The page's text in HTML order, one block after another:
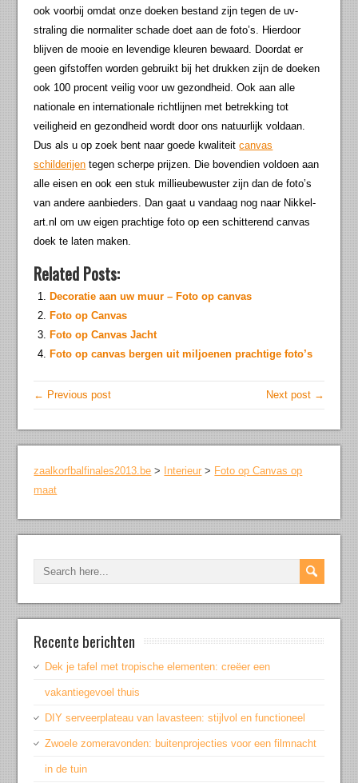
ook voorbij omdat onze doeken bestand zijn tegen de uv-
straling die normaliter schade doet aan de foto’s. Hierdoor
blijven de mooie en levendige kleuren bewaard. Doordat er
geen gifstoffen worden gebruikt bij het drukken zijn de doeken
ook 100 procent veilig voor uw gezondheid. Ook aan alle
nationale en internationale richtlijnen met betrekking tot
veiligheid en gezondheid wordt door ons natuurlijk voldaan.
Dus als u op zoek bent naar goede kwaliteitcanvas
schilderijen tegen scherpe prijzen. Die bovendien voldoen aan
alle eisen en ook een stuk millieubewuster zijn dan de foto’s
van andere aanbieders. Dan gaat u vandaag nog naar Nikkel-
art.nl om uw eigen prachtige foto op een schitterend canvas
doek te laten maken.
Related Posts:
Decoratie aan uw muur – Foto op canvas
Foto op Canvas
Foto op Canvas Jacht
Foto op canvas bergen uit miljoenen prachtige foto’s
← Previous post Next post →
zaalkorfbalfinales2013.be > Interieur > Foto op Canvas op
maat
Recente berichten
Dek je tafel met tropische elementen: creëer een
vakantiegevoel thuis
DIY serveerplateau van lavasteen: stijlvol en functioneel
Zwoele zomeravonden: buitenprojecties voor een filmnacht
in de tuin